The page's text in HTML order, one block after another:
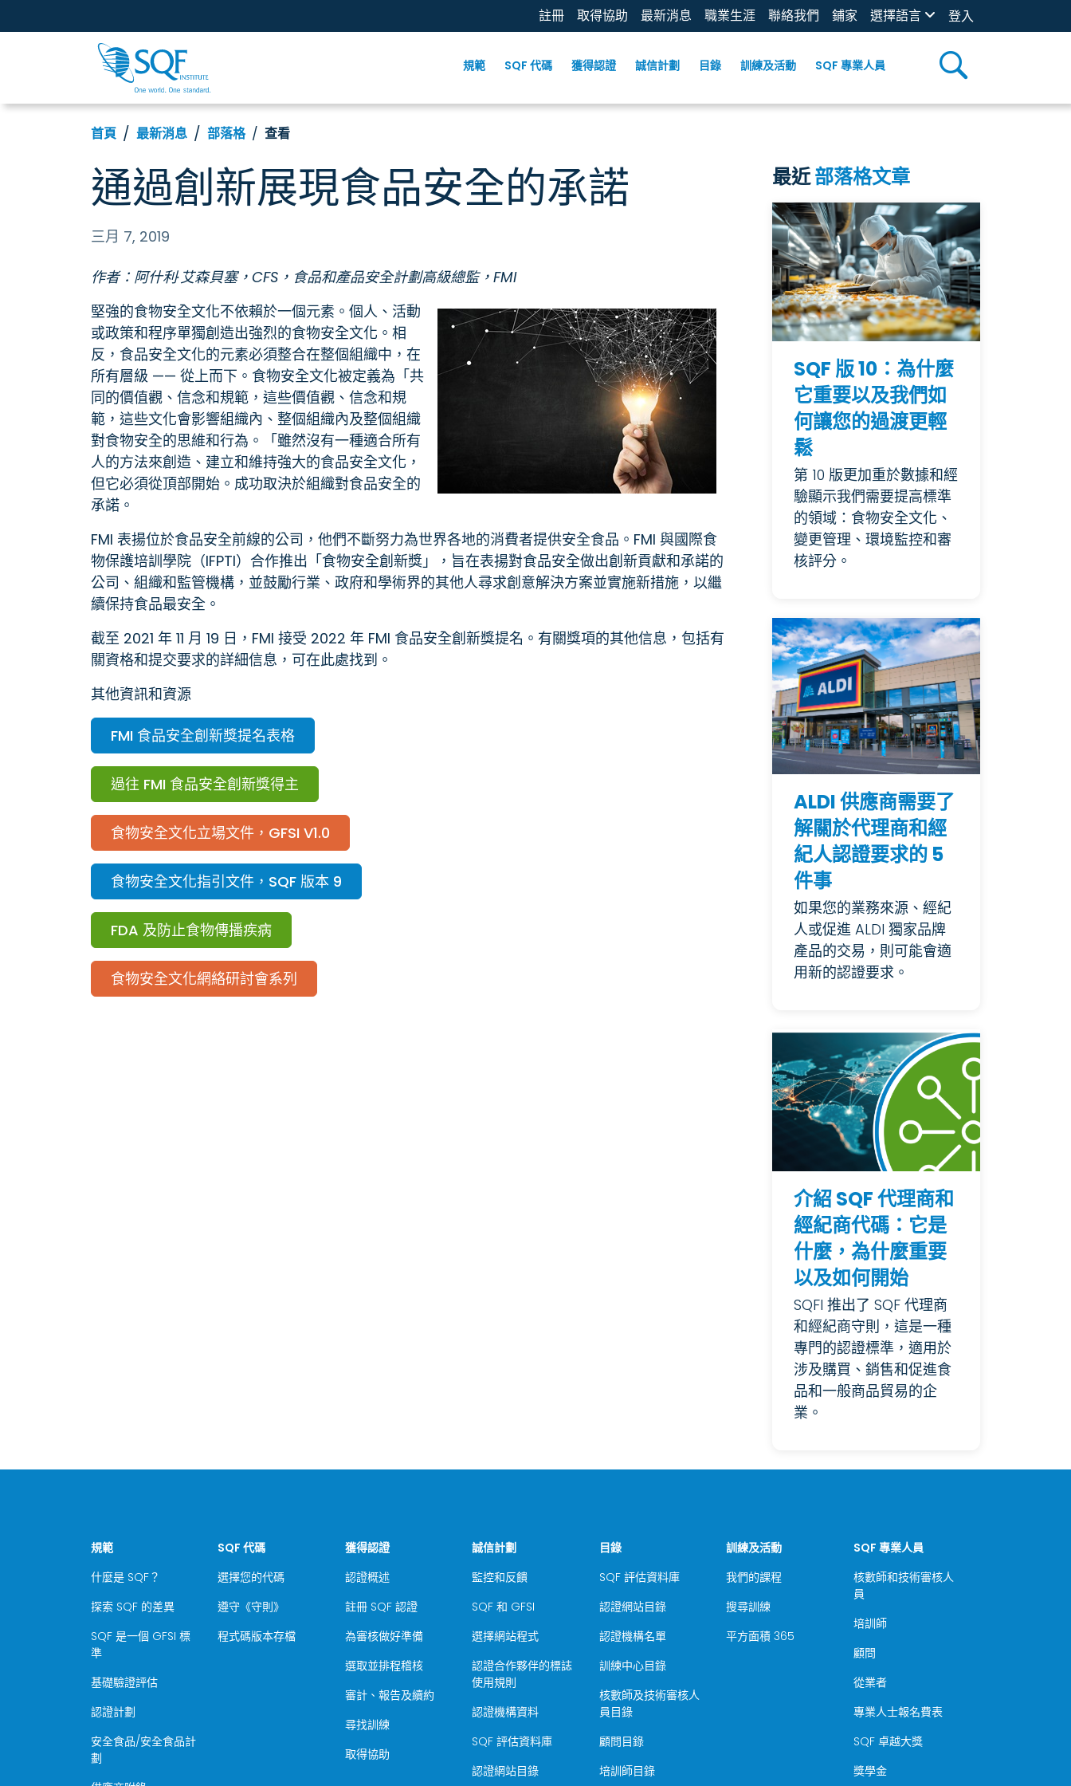
註冊 取得協助 最新消息 職業生涯 聯絡我們 鋪家 選擇語言 登入
規範 SQF 代碼 獲得認證 誠信計劃 目錄 訓練及活動 SQF 專業人員
首頁 最新消息 部落格 查看
通過創新展現食品安全的承諾
三月 7, 2019
作者：阿什利·艾森貝塞，CFS，食品和產品安全計劃高級總監，FMI
堅強的食物安全文化不依賴於一個元素。個人、活動
或政策和程序單獨創造出強烈的食物安全文化。相
反，食品安全文化的元素必須整合在整個組織中，在
所有層級 —— 從上而下。食物安全文化被定義為「共
同的價值觀、信念和規範，這些價值觀、信念和規
範，這些文化會影響組織內、整個組織內及整個組織
對食物安全的思維和行為。「雖然沒有一種適合所有
人的方法來創造、建立和維持強大的食品安全文化，
但它必須從頂部開始。成功取決於組織對食品安全的
承諾。
FMI 表揚位於食品安全前線的公司，他們不斷努力為世界各地的消費者提供安全食品。FMI 與國際食
物保護培訓學院（IFPTI）合作推出「食物安全創新獎」，旨在表揚對食品安全做出創新貢獻和承諾的
公司、組織和監管機構，並鼓勵行業、政府和學術界的其他人尋求創意解決方案並實施新措施，以繼
續保持食品最安全。
截至 2021 年 11 月 19 日，FMI 接受 2022 年 FMI 食品安全創新獎提名。有關獎項的其他信息，包括有
關資格和提交要求的詳細信息，可在此處找到。
其他資訊和資源
FMI 食品安全創新獎提名表格
過往 FMI 食品安全創新獎得主
食物安全文化立場文件，GFSI V1.0
食物安全文化指引文件，SQF 版本 9
FDA 及防止食物傳播疾病
食物安全文化網絡研討會系列
最近部落格文章
SQF 版 10：為什麼
它重要以及我們如
何讓您的過渡更輕
鬆
第 10 版更加重於數據和經
驗顯示我們需要提高標準
的領域：食物安全文化、
變更管理、環境監控和審
核評分。
ALDI 供應商需要了
解關於代理商和經
紀人認證要求的 5
件事
如果您的業務來源、經紀
人或促進 ALDI 獨家品牌
產品的交易，則可能會適
用新的認證要求。
介紹 SQF 代理商和
經紀商代碼：它是
什麼，為什麼重要
以及如何開始
SQFI 推出了 SQF 代理商
和經紀商守則，這是一種
專門的認證標準，適用於
涉及購買、銷售和促進食
品和一般商品貿易的企
業。
規範
什麼是 SQF？
探索 SQF 的差異
SQF 是一個 GFSI 標
準
基礎驗證評估
認證計劃
安全食品/安全食品計
劃
SQF 代碼
選擇您的代碼
遵守《守則》
程式碼版本存檔
獲得認證
認證概述
註冊 SQF 認證
為審核做好準備
選取並排程稽核
審計、報告及續約
尋找訓練
取得協助
誠信計劃
監控和反饋
SQF 和 GFSI
選擇網站程式
認證合作夥伴的標誌
使用規則
認證機構資料
SQF 評估資料庫
認證網站目錄
目錄
SQF 評估資料庫
認證網站目錄
認證機構名單
訓練中心目錄
核數師及技術審核人
員目錄
顧問目錄
培訓師目錄
訓練及活動
我們的課程
搜尋訓練
平方面積 365
SQF 專業人員
核數師和技術審核人
員
培訓師
顧問
從業者
專業人士報名費表
SQF 卓越大獎
獎學金